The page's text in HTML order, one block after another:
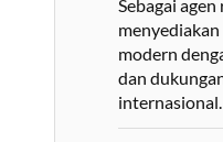
Sebagai
modern
dan
internasional.